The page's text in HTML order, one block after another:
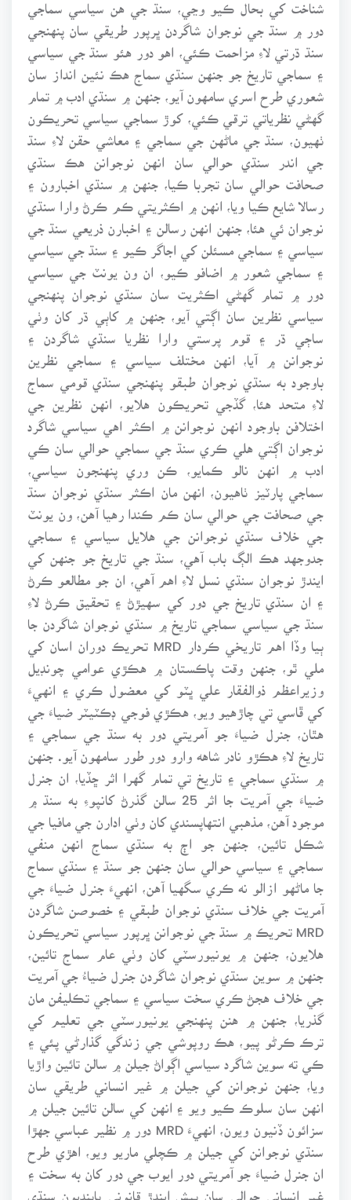
شناخت کي بحال ڪيو وڃي، سنڌ جي هن سياسي سماجي
دور ۾ سنڌ جي نوجوان شاگردن ڀرپور طريقي سان پنهنجي
سنڌ ڌرتي لاءِ مزاحمت ڪئي، اهو دور هئو سنڌ جي سياسي
۽ سماجي تاريخ جو جنهن سنڌي سماج هڪ نئين انداز سان
شعوري طرح اسري سامهون آيو، جنهن ۾ سنڌي ادب ۾ تمام
گهڻي نظرياتي ترقي ڪئي، کوڙ سماجي سياسي تحريڪون
ٺهيون، سنڌ جي ماڻهن جي سماجي ۽ معاشي حقن لاءِ سنڌ
جي اندر سنڌي حوالي سان انهن نوجوانن هڪ سنڌي
صحافت حوالي سان تجربا ڪيا، جنهن ۾ سنڌي اخبارون ۽
رسالا شايع ڪيا ويا، انهن ۾ اڪثريتي ڪم ڪرڻ وارا سنڌي
نوجوان ئي هئا، جنهن انهن رسالن ۽ اخبارن ذريعي سنڌ جي
سياسي ۽ سماجي مسئلن کي اجاگر ڪيو ۽ سنڌ جي سياسي
۽ سماجي شعور ۾ اضافو ڪيو، ان ون يونٽ جي سياسي
دور ۾ تمام گهڻي اڪثريت سان سنڌي نوجوان پنهنجي
سياسي نظرين سان اڳتي آيو، جنهن ۾ کاٻي ڌر کان وٺي
ساڄي ڌر ۽ قوم پرستي وارا نظريا سنڌي شاگردن ۽
نوجوانن ۾ آيا، انهن مختلف سياسي ۽ سماجي نظرين
باوجود به سنڌي نوجوان طبقو پنهنجي سنڌي قومي سماج
لاءِ متحد هئا، گڏجي تحريڪون هلايو، انهن نظرين جي
اختلافن باوجود انهن نوجوانن ۾ اڪثر اهي سياسي شاگرد
نوجوان اڳتي هلي ڪري سنڌ جي سماجي حوالي سان ڪي
ادب ۾ انهن نالو ڪمايو، ڪن وري پنهنجون سياسي،
سماجي پارٽيز ٺاهيون، انهن مان اڪثر سنڌي نوجوان سنڌ
جي صحافت جي حوالي سان ڪم ڪندا رهيا آهن، ون يونٽ
جي خلاف سنڌي نوجوانن جي هلايل سياسي ۽ سماجي
جدوجهد هڪ الڳ باب آهي، سنڌ جي تاريخ جو جنهن کي
ايندڙ نوجوان سنڌي نسل لاءِ اهم آهي، ان جو مطالعو ڪرڻ
۽ ان سنڌي تاريخ جي دور کي سهيڙڻ ۽ تحقيق ڪرڻ لاءِ
سنڌ جي سياسي سماجي تاريخ ۾ سنڌي نوجوان شاگردن جا
ٻيا وڏا اهم تاريخي ڪردار MRD تحريڪ دوران اسان کي
ملي ٿو، جنهن وقت پاڪستان ۾ هڪڙي عوامي چونڊيل
وزيراعظم ذوالفقار علي ڀٽو کي معضول ڪري ۽ انهيءَ
کي ڦاسي تي چاڙهيو ويو، هڪڙي فوجي ڊڪٽيٽر ضياءَ جي
هٿان، جنرل ضياءَ جو آمريتي دور به سنڌ جي سماجي ۽
تاريخ لاءِ هڪڙو نادر شاهه وارو دور طور سامهون آيو. جنهن
۾ سنڌي سماجي ۽ تاريخ تي تمام گهرا اثر ڇڏيا، ان جنرل
ضياءَ جي آمريت جا اثر 25 سالن گذرڻ کانپوءِ به سنڌ ۾
موجود آهن، مذهبي انتهاپسندي کان وٺي ادارن جي مافيا جي
شڪل تائين، جنهن جو اڄ به سنڌي سماج انهن منفي
سماجي ۽ سياسي حوالي سان جنهن جو سنڌ ۽ سنڌي سماج
جا ماڻهو ازالو نه ڪري سگهيا آهن، انهيءَ جنرل ضياءَ جي
آمريت جي خلاف سنڌي نوجوان طبقي ۽ خصوصن شاگردن
MRD تحريڪ ۾ سنڌ جي نوجوانن ڀرپور سياسي تحريڪون
هلايون، جنهن ۾ يونيورسٽي کان وٺي عام سماج تائين،
جنهن ۾ سوين سنڌي نوجوان شاگردن جنرل ضياءُ جي آمريت
جي خلاف هجڻ ڪري سخت سياسي ۽ سماجي تڪليفن مان
گذريا، جنهن ۾ هنن پنهنجي يونيورسٽي جي تعليم کي
ترڪ ڪرڻو پيو، هڪ روپوشي جي زندگي گذارڻي پئي ۽
ڪي ته سوين شاگرد سياسي اڳواڻ جيلن ۾ سالن تائين واڙيا
ويا، جنهن نوجوانن کي جيلن ۾ غير انساني طريقي سان
انهن سان سلوڪ ڪيو ويو ۽ انهن کي سالن تائين جيلن ۾
سزائون ڏنيون ويون، انهيءَ MRD دور ۾ نظير عباسي جهڙا
سنڌي نوجوانن کي جيلن ۾ ڪچلي ماريو ويو، اهڙي طرح
ان جنرل ضياءَ جو آمريتي دور ايوب جي دور کان به سخت ۽
غير انساني حوالي سان پيش ايندڙ قانوني پابنديون سنڌي